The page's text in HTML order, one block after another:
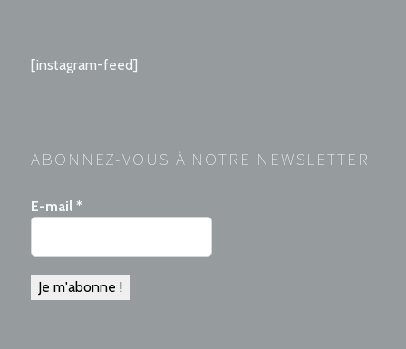
[instagram-feed]
ABONNEZ-VOUS À NOTRE NEWSLETTER
E-mail *